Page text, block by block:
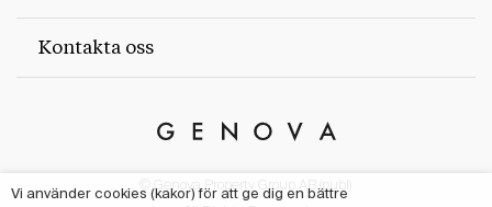
Kontakta oss
Genova
Group
© Genova Property Group AB (publ)
Vi använder cookies (kakor) för att ge dig en bättre